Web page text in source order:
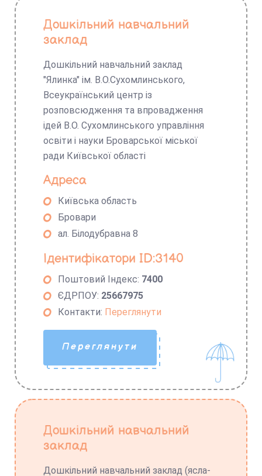
Дошкільний навчальний
заклад
Дошкільний навчальний заклад
"Ялинка" ім. В.О.Сухомлинського,
Всеукраїнський центр із
розповсюдження та впровадження
ідей В.О. Сухомлинського управління
освіти і науки Броварської міської
ради Київської області
Адреса
Київська область
Бровари
ал. Білодубравна 8
Ідентифікатори ID:3140
Поштовий Індекс: 7400
ЄДРПОУ: 25667975
Контакти: Переглянути
Переглянути
Дошкільний навчальний
заклад
Дошкільний навчальний заклад (ясла-